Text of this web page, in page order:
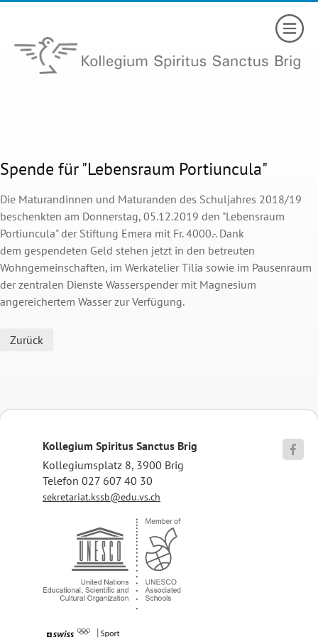
Spende für "Lebensraum Portiuncula"
Die Maturandinnen und Maturanden des Schuljahres 2018/19
beschenkten am Donnerstag, 05.12.2019 den "Lebensraum
Portiuncula" der Stiftung Emera mit Fr. 4000.-. Dank
dem gespendeten Geld stehen jetzt in den betreuten
Wohngemeinschaften, im Werkatelier Tilia sowie im Pausenraum
der zentralen Dienste Wasserspender mit Magnesium
angereichertem Wasser zur Verfügung.
Zurück
Kollegium Spiritus Sanctus Brig
Kollegiumsplatz 8, 3900 Brig
Telefon 027 607 40 30
sekretariat.kssb@edu.vs.ch
